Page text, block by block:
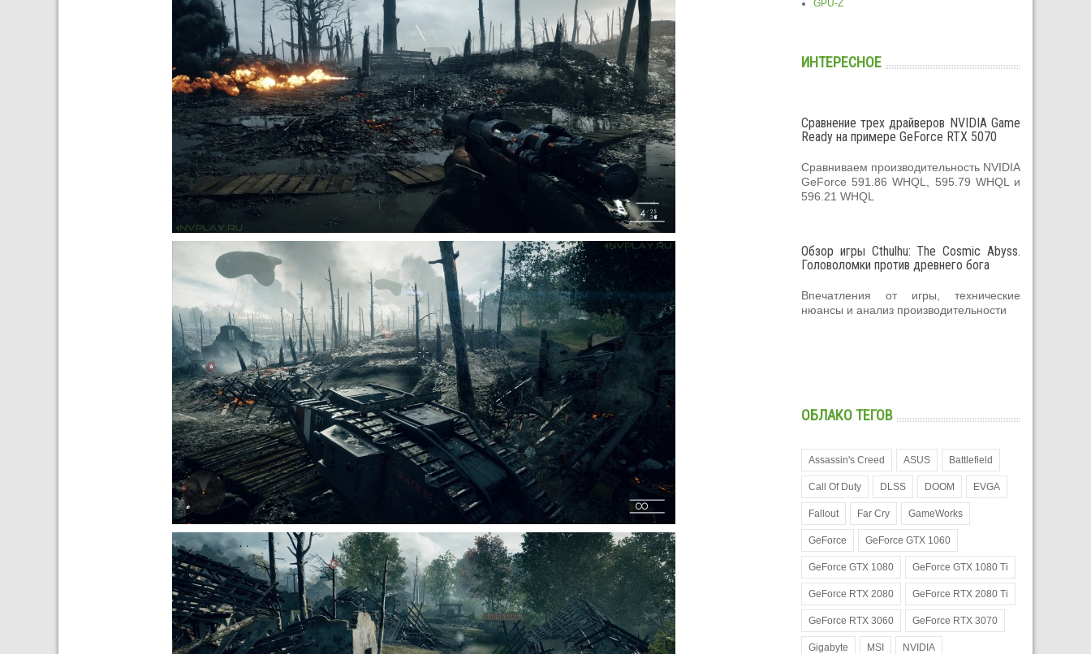
GPU-Z
ИНТЕРЕСНОЕ
Сравнение трех драйверов NVIDIA Game
Ready на примере GeForce RTX 5070
Сравниваем производительность NVIDIA
GeForce 591.86 WHQL, 595.79 WHQL и
596.21 WHQL
Обзор игры Cthulhu: The Cosmic Abyss.
Головоломки против древнего бога
Впечатления от игры, технические
нюансы и анализ производительности
ОБЛАКО ТЕГОВ
Assassin's Creed ASUS Battlefield
Call Of Duty DLSS DOOM EVGA
Fallout Far Cry GameWorks
GeForce GeForce GTX 1060
GeForce GTX 1080 GeForce GTX 1080 Ti
GeForce RTX 2080 GeForce RTX 2080 Ti
GeForce RTX 3060 GeForce RTX 3070
Gigabyte MSI NVIDIA